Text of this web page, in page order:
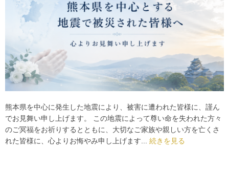
熊本県を中心に発生した地震により、被害に遭われた皆様に、謹ん
でお見舞い申し上げます。 この地震によって尊い命を失われた方々
のご冥福をお祈りするとともに、大切なご家族や親しい方を亡くさ
れた皆様に、心よりお悔やみ申し上げます... 続きを見る